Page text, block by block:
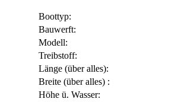
Boottyp:
Bauwerft:
Modell:
Treibstoff:
Länge (über alles):
Breite (über alles) :
Höhe ü. Wasser: